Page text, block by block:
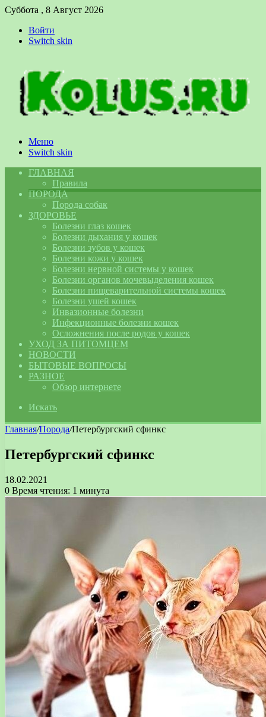
Суббота , 8 Август 2026
Войти
Switch skin
Меню
Switch skin
ГЛАВНАЯ
Правила
ПОРОДА
Порода собак
ЗДОРОВЬЕ
Болезни глаз кошек
Болезни дыхания у кошек
Болезни зубов у кошек
Болезни кожи у кошек
Болезни нервной системы у кошек
Болезни органов мочевыделения кошек
Болезни пищеварительной системы кошек
Болезни ушей кошек
Инвазионные болезни
Инфекционные болезни кошек
Осложнения после родов у кошек
УХОД ЗА ПИТОМЦЕМ
НОВОСТИ
БЫТОВЫЕ ВОПРОСЫ
РАЗНОЕ
Обзор интернете
Искать
Главная/Порода/Петербургский сфинкс
Петербургский сфинкс
18.02.2021
0 Время чтения: 1 минута